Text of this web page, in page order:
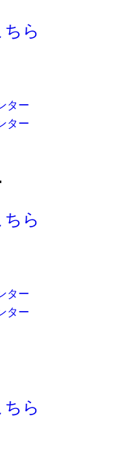
ら
ター
ター
ら
ター
ター
ら